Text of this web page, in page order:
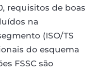
requisitos de boas
na
(ISO/TS
do esquema
FSSC são